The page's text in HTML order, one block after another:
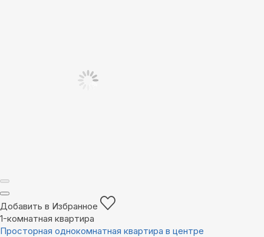
Добавить в Избранное
1-комнатная квартира
Просторная однокомнатная квартира в центре